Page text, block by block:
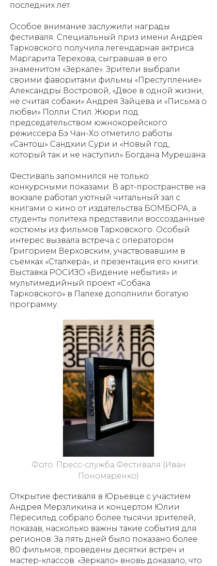
последних лет.
Особое внимание заслужили награды
фестиваля. Специальный приз имени Андрея
Тарковского получила легендарная актриса
Маргарита Терехова, сыгравшая в его
знаменитом «Зеркале». Зрители выбрали
своими фаворитами фильмы «Преступление»
Александры Востровой, «Двое в одной жизни,
не считая собаки» Андрея Зайцева и «Письма о
любви» Полли Стил. Жюри под
председательством южнокорейского
режиссера Бэ Чан-Хо отметило работы
«Сантош» Сандхии Сури и «Новый год,
который так и не наступил» Богдана Мурешана.
Фестиваль запомнился не только
конкурсными показами. В арт-пространстве на
вокзале работал уютный читальный зал с
книгами о кино от издательства БОМБОРА, а
студенты политеха представили воссозданные
костюмы из фильмов Тарковского. Особый
интерес вызвала встреча с оператором
Григорием Верховским, участвовавшим в
съемках «Сталкера», и презентация его книги.
Выставка РОСИЗО «Видение небытия» и
мультимедийный проект «Собака
Тарковского» в Палехе дополнили богатую
программу.
Фото: Пресс-служба Фестиваля (Иван
Пономаренко)
Открытие фестиваля в Юрьевце с участием
Андрея Мерзликина и концертом Юлии
Пересильд собрало более тысячи зрителей,
показав, насколько важны такие события для
регионов. За пять дней было показано более
80 фильмов, проведены десятки встреч и
мастер-классов. «Зеркало» вновь доказало, что